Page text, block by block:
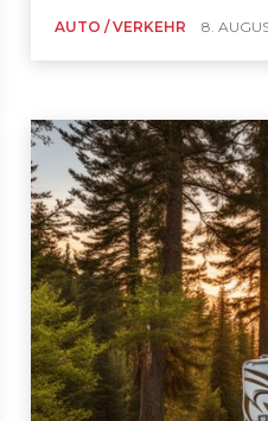
AUTO / VERKEHR 8.